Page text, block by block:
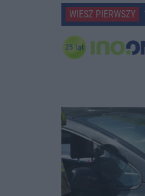
WIESZ PIERWSZY